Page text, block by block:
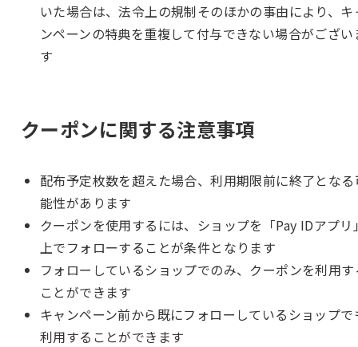
いた場合は、法令上の規制そのほかの事由により、キ
ンペーンの特典を重複して付与できない場合がござい
す
クーポンに関する注意事項
配布予定枚数を超えた場合、利用期限前に終了となる
能性があります
クーポンを使用するには、ショップを「Pay IDアプリ
上でフォローすることが条件となります
フォローしているショップでのみ、クーポンを利用す
ことができます
キャンペーン前から既にフォローしているショップで
利用することができます